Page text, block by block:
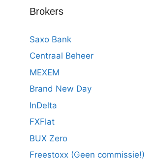
Brokers
Saxo Bank
Centraal Beheer
MEXEM
Brand New Day
InDelta
FXFlat
BUX Zero
Freestoxx (Geen commissie!)